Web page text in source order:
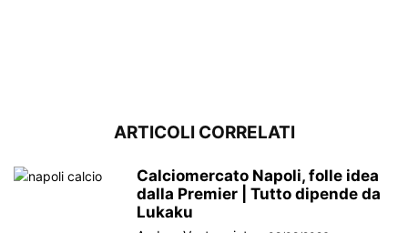
ARTICOLI CORRELATI
Calciomercato Napoli, folle idea
dalla Premier | Tutto dipende da
Lukaku